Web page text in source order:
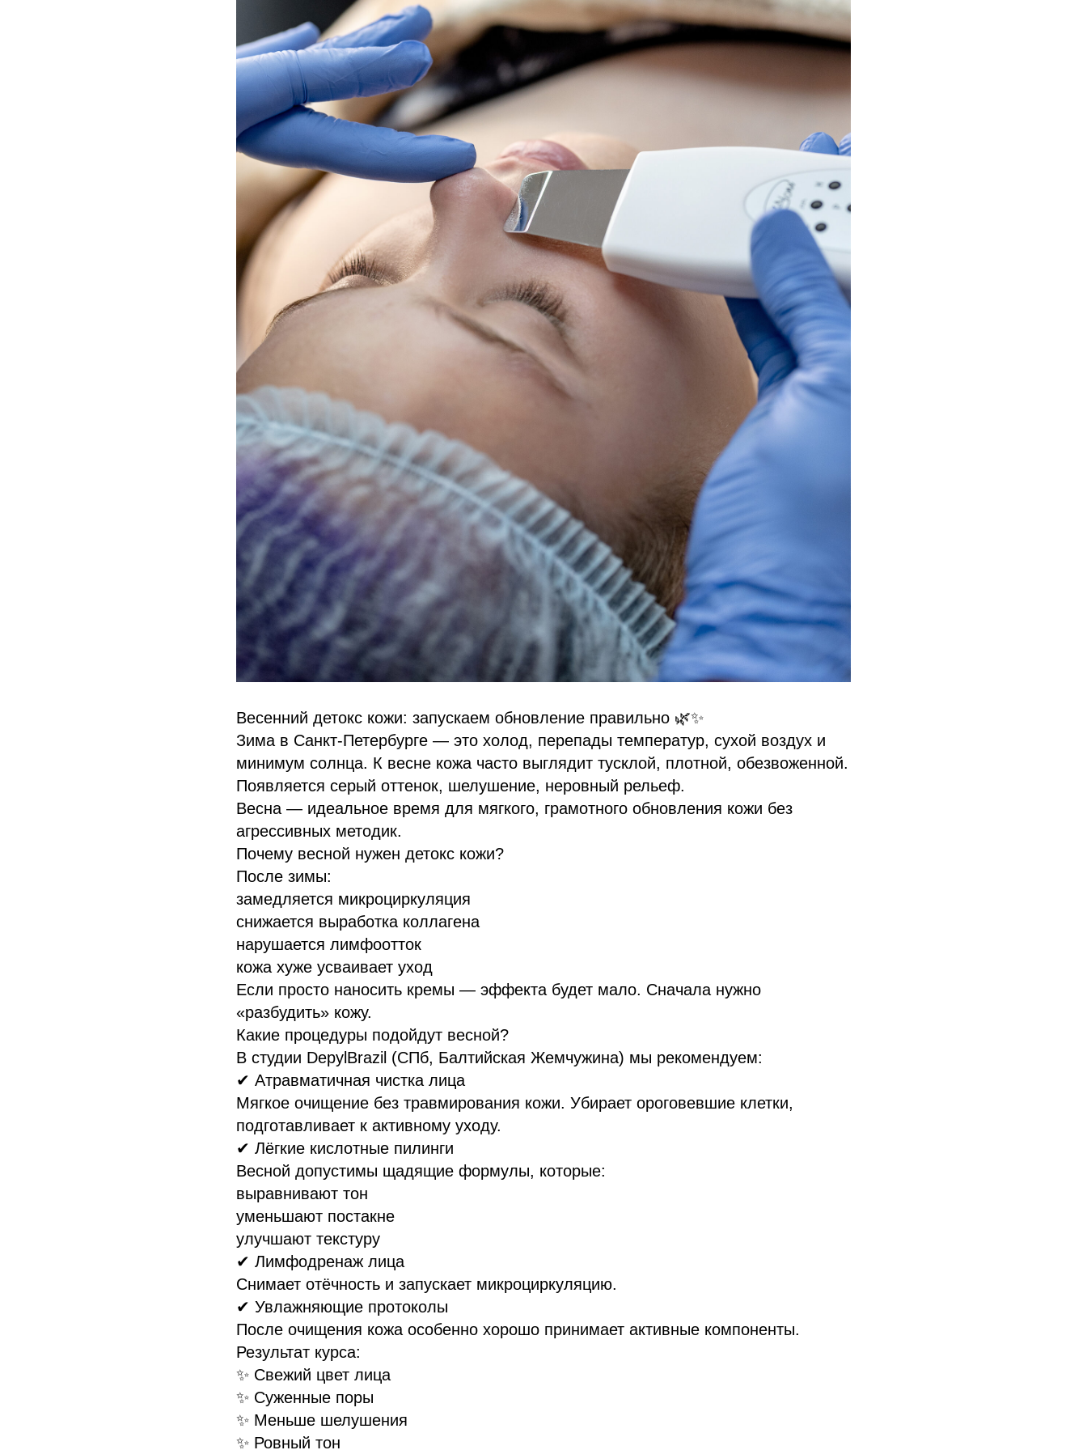
Весенний детокс кожи: запускаем обновление правильно 🌿✨
Зима в Санкт-Петербурге — это холод, перепады температур, сухой воздух и
минимум солнца. К весне кожа часто выглядит тусклой, плотной, обезвоженной.
Появляется серый оттенок, шелушение, неровный рельеф.
Весна — идеальное время для мягкого, грамотного обновления кожи без
агрессивных методик.
Почему весной нужен детокс кожи?
После зимы:
замедляется микроциркуляция
снижается выработка коллагена
нарушается лимфоотток
кожа хуже усваивает уход
Если просто наносить кремы — эффекта будет мало. Сначала нужно
«разбудить» кожу.
Какие процедуры подойдут весной?
В студии DepylBrazil (СПб, Балтийская Жемчужина) мы рекомендуем:
✔ Атравматичная чистка лица
Мягкое очищение без травмирования кожи. Убирает ороговевшие клетки,
подготавливает к активному уходу.
✔ Лёгкие кислотные пилинги
Весной допустимы щадящие формулы, которые:
выравнивают тон
уменьшают постакне
улучшают текстуру
✔ Лимфодренаж лица
Снимает отёчность и запускает микроциркуляцию.
✔ Увлажняющие протоколы
После очищения кожа особенно хорошо принимает активные компоненты.
Результат курса:
✨ Свежий цвет лица
✨ Суженные поры
✨ Меньше шелушения
✨ Ровный тон